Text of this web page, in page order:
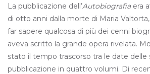
La pubblicazione dell’Autobiografiaera
di otto anni dalla morte di Maria
far sapere qualcosa di più dei cenni
aveva scritto la grande opera rivelata.
stato il tempo trascorso tra le date delle
pubblicazione in quattro volumi. Di